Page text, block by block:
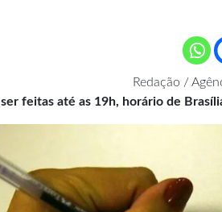
Redação /
feitas até as 19h, horário de